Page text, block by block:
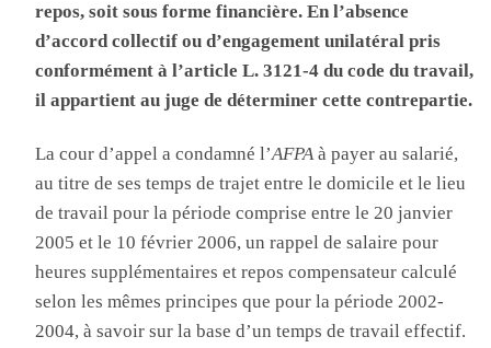
repos, soit sous forme financière. En l’absence
d’accord collectif ou d’engagement unilatéral pris
conformément à l’article L. 3121-4 du code du travail,
il appartient au juge de déterminer cette contrepartie.
La cour d’appel a condamné l’AFPAà payer au salarié,
au titre de ses temps de trajet entre le domicile et le lieu
de travail pour la période comprise entre le 20 janvier
2005 et le 10 février 2006, un rappel de salaire pour
heures supplémentaires et repos compensateur calculé
selon les mêmes principes que pour la période 2002-
2004, à savoir sur la base d’un temps de travail effectif.